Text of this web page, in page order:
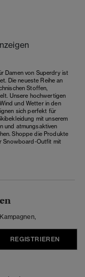
Damen von Superdry ist
Die neueste Reihe an
Stoffen,
Unsere hochwertigen
und Wetter in den
sich perfekt für
mit unserem
und atmungsaktiven
Shoppe die Produkte
Snowboard-Outfit mit
REGISTRIEREN